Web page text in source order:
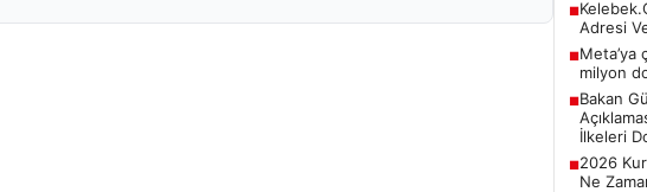
■
Adresi
■Meta’ya
milyon
■Bakan
İlkeleri
■2026
Ne